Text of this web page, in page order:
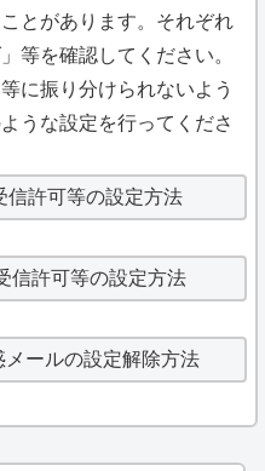
とがあります。それぞれ
等を確認してください。
に振り分けられないよう
うな設定を行ってくださ
信許可等の設定方法
信許可等の設定方法
メールの設定解除方法